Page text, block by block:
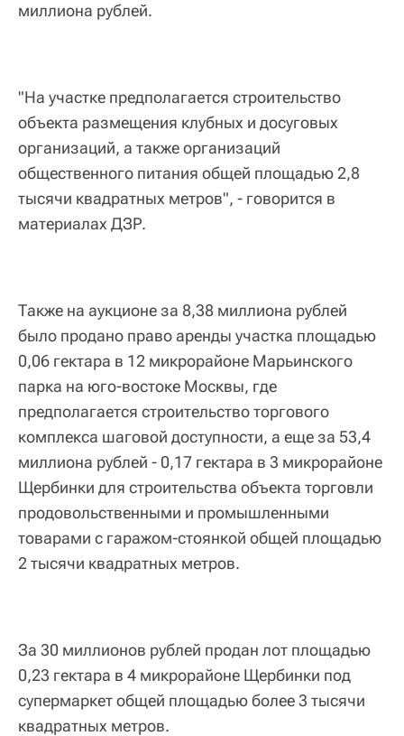
миллиона рублей.
"На участке предполагается строительство
объекта размещения клубных и досуговых
организаций, а также организаций
общественного питания общей площадью 2,8
тысячи квадратных метров", - говорится в
материалах ДЗР.
Также на аукционе за 8,38 миллиона рублей
было продано право аренды участка площадью
0,06 гектара в 12 микрорайоне Марьинского
парка на юго-востоке Москвы, где
предполагается строительство торгового
комплекса шаговой доступности, а еще за 53,4
миллиона рублей - 0,17 гектара в 3 микрорайоне
Щербинки для строительства объекта торговли
продовольственными и промышленными
товарами с гаражом-стоянкой общей площадью
2 тысячи квадратных метров.
За 30 миллионов рублей продан лот площадью
0,23 гектара в 4 микрорайоне Щербинки под
супермаркет общей площадью более 3 тысячи
квадратных метров.